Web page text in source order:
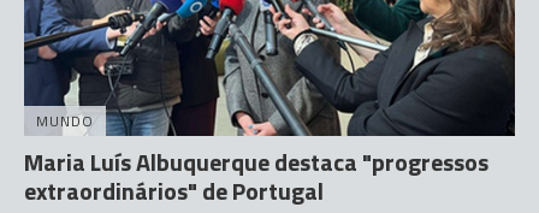
MUNDO
Maria Luís Albuquerque destaca "progressos
extraordinários" de Portugal